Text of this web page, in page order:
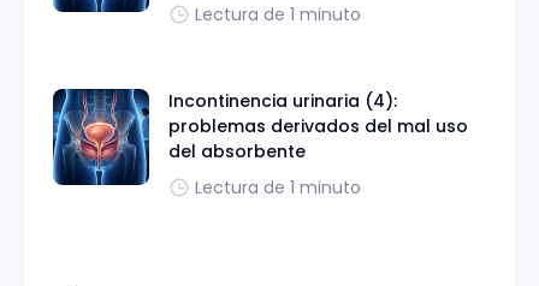
Lectura de 1 minuto
Incontinencia urinaria (4):
problemas derivados del mal uso
del absorbente
Lectura de 1 minuto